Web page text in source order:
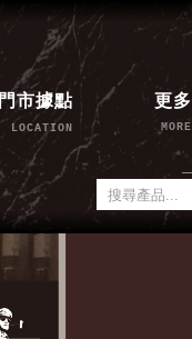
門市據點
LOCATION
更多
MORE